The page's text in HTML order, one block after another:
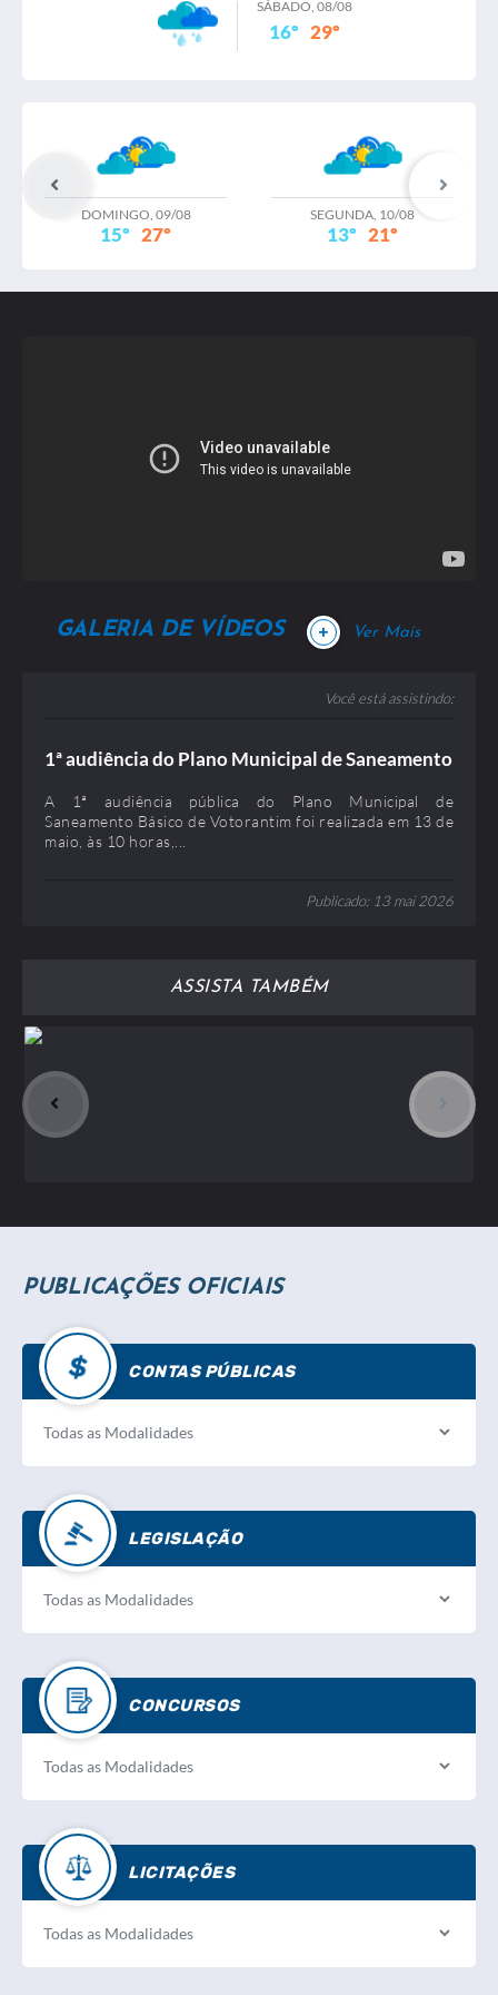
Publicado: 31 Julho 2023
catalogo do abrigo SEMOB / 31 Julho 2023
Publicado: 31 Julho 2023
Tamanho: 1,21 MB
SÁBADO, 08/08
16º 29º
DOMINGO, 09/08
15º 27º
SEGUNDA, 10/08
13º 21º
GALERIA DE VÍDEOS + Ver Mais
Você está assistindo:
1ª audiência do Plano Municipal de Saneamento
A 1ª audiência pública do Plano Municipal de
Saneamento Básico de Votorantim foi realizada em 13 de
maio, às 10 horas,...
Publicado: 13 mai 2026
ASSISTA TAMBÉM
PUBLICAÇÕES OFICIAIS
CONTAS PÚBLICAS
LEGISLAÇÃO
CONCURSOS
LICITAÇÕES